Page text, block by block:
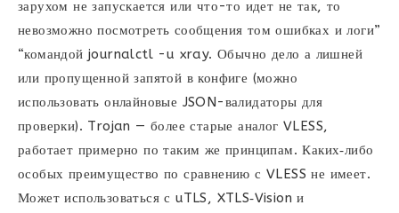
зарухом не запускается или что-то идет не так, то
невозможно посмотреть сообщения том ошибках и логи”
“командой journalctl -u xray. Обычно дело а лишней
или пропущенной запятой в конфиге (можно
использовать онлайновые JSON-валидаторы для
проверки). Trojan — более старые аналог VLESS,
работает примерно по таким же принципам. Каких‑либо
особых преимущество по сравнению с VLESS не имеет.
Может использоваться с uTLS, XTLS‑Vision и